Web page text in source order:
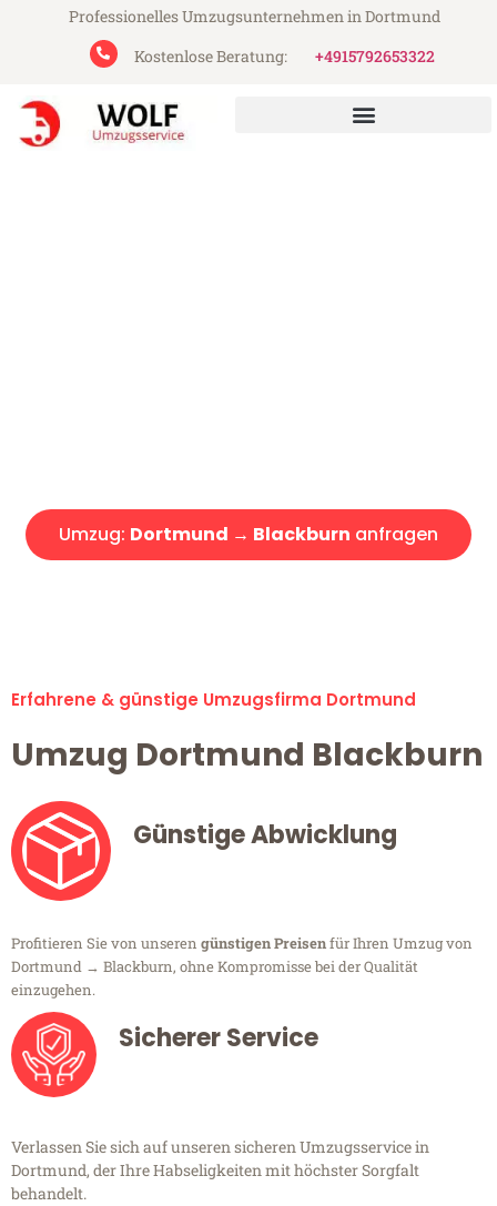
Professionelles Umzugsunternehmen in Dortmund
Kostenlose Beratung:
+4915792653322
Umzug: Dortmund → Blackburn anfragen
Erfahrene & günstige Umzugsfirma Dortmund
Umzug Dortmund Blackburn
Günstige Abwicklung
Profitieren Sie von unseren günstigen Preisenfür Ihren Umzug von
Dortmund → Blackburn, ohne Kompromisse bei der Qualität
einzugehen.
Sicherer Service
Verlassen Sie sich auf unseren sicheren Umzugsservice in
Dortmund, der Ihre Habseligkeiten mit höchster Sorgfalt
behandelt.